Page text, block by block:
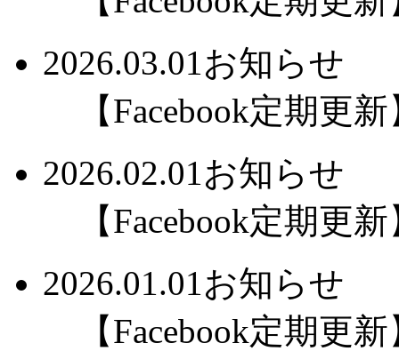
2026.03.01お知らせ
【Facebook定期
2026.02.01お知らせ
【Facebook定期
2026.01.01お知らせ
【Facebook定期